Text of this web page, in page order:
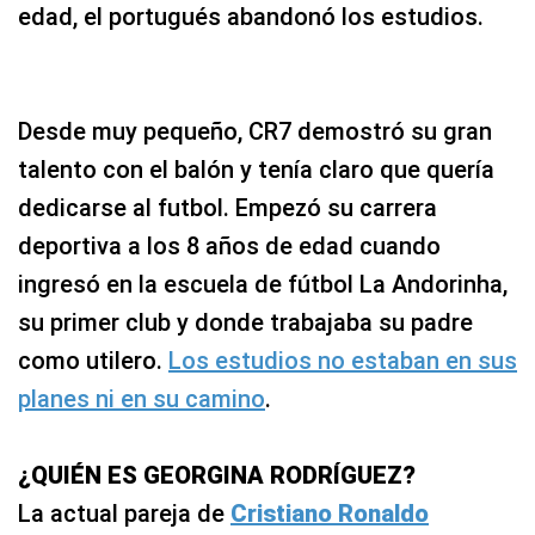
edad, el portugués abandonó los estudios.
Desde muy pequeño, CR7 demostró su gran
talento con el balón y tenía claro que quería
dedicarse al futbol. Empezó su carrera
deportiva a los 8 años de edad cuando
ingresó en la escuela de fútbol La Andorinha,
su primer club y donde trabajaba su padre
como utilero. Los estudios no estaban en sus
planes ni en su camino.
¿QUIÉN ES GEORGINA RODRÍGUEZ?
La actual pareja de Cristiano Ronaldo